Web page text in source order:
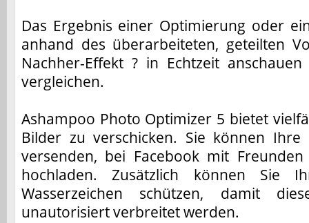
Das Ergebnis einer Optimierung oder
anhand des überarbeiteten, geteilten
Nachher-Effekt ? in Echtzeit
vergleichen.
Ashampoo Photo Optimizer 5 bietet
Bilder zu verschicken. Sie können Ihre
versenden, bei Facebook mit
hochladen. Zusätzlich können Sie
Wasserzeichen schützen, damit
unautorisiert verbreitet werden.